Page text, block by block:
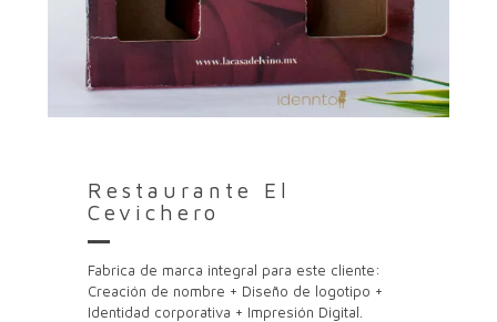
Restaurante El
Cevichero
Fabrica de marca integral para este cliente:
Creación de nombre + Diseño de logotipo +
Identidad corporativa + Impresión Digital.